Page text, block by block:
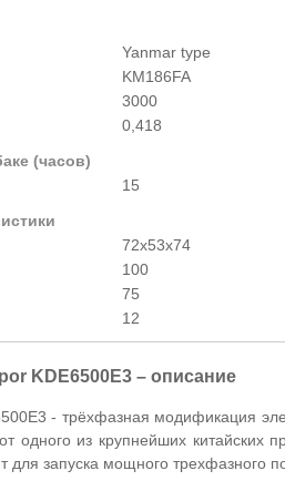
Yanmar type
KM186FA
3000
0,418
(часов)
15
72х53х74
100
75
12
KDE6500E3 – описание
- трёхфазная модификация
одного из крупнейших
для запуска мощного трехфазного